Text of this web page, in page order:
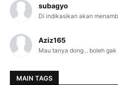
subagyo
Di indikasikan akan
Aziz165
Mau tanya dong... boleh
MAIN TAGS